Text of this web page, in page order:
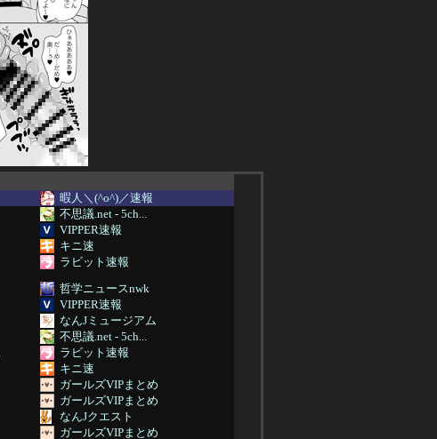
暇人＼(^o^)／速報
不思議.net - 5ch...
VIPPER速報
キニ速
ラビット速報
哲学ニュースnwk
VIPPER速報
なんJミュージアム
不思議.net - 5ch...
ラビット速報
キニ速
ガールズVIPまとめ
ガールズVIPまとめ
なんJクエスト
ガールズVIPまとめ